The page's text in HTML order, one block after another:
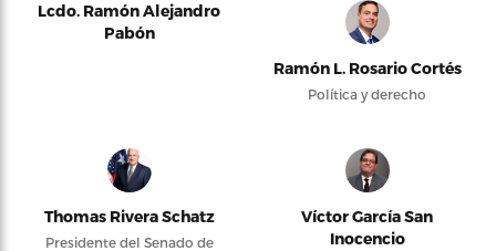
Lcdo. Ramón Alejandro
Pabón
Ramón L. Rosario Cortés
Política y derecho
Thomas Rivera Schatz
Presidente del Senado de
Víctor García San
Inocencio